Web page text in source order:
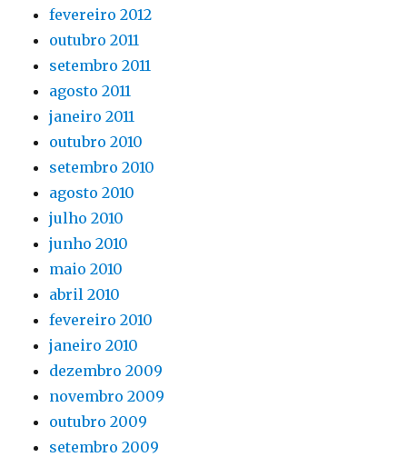
fevereiro 2012
outubro 2011
setembro 2011
agosto 2011
janeiro 2011
outubro 2010
setembro 2010
agosto 2010
julho 2010
junho 2010
maio 2010
abril 2010
fevereiro 2010
janeiro 2010
dezembro 2009
novembro 2009
outubro 2009
setembro 2009